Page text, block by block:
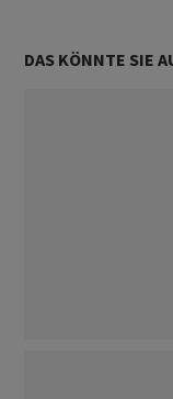
DAS KÖNNTE SIE